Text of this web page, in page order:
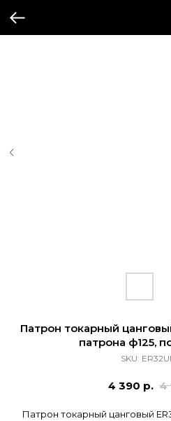
Патрон токарный
патрона ф125,
SKU:
4 390 р. 4
Патрон токарный цанговый